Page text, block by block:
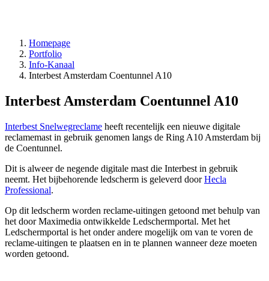
Homepage
Portfolio
Info-Kanaal
Interbest Amsterdam Coentunnel A10
Interbest Amsterdam Coentunnel A10
Interbest Snelwegreclame heeft recentelijk een nieuwe digitale
reclamemast in gebruik genomen langs de Ring A10 Amsterdam bij
de Coentunnel.
Dit is alweer de negende digitale mast die Interbest in gebruik
neemt. Het bijbehorende ledscherm is geleverd doorHecla
Professional.
Op dit ledscherm worden reclame-uitingen getoond met behulp van
het door Maximedia ontwikkelde Ledschermportal. Met het
Ledschermportal is het onder andere mogelijk om van te voren de
reclame-uitingen te plaatsen en in te plannen wanneer deze moeten
worden getoond.